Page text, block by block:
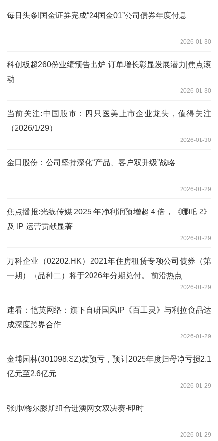
每日头条!国金证券完成“24国金01”公司债券年度付息
2026-01-30
科创板超260份业绩预告出炉 订单增长彰显发展潜力|焦点滚
动
2026-01-30
当前关注:中国股市：四只医美上市企业龙头，值得关注
（2026/1/29）
2026-01-30
金田股份：公司坚持深化“产品、客户双升级”战略
2026-01-29
焦点播报:光线传媒 2025 年净利润预增超 4 倍，《哪吒 2》
及 IP 运营贡献显著
2026-01-29
万科企业（02202.HK）2021年住房租赁专项公司债券（第
一期）（品种二）将于2026年分期兑付。 前沿热点
2026-01-29
速看：恺英网络：旗下自研国风IP《百工灵》与利拉食品达
成深度跨界合作
2026-01-29
金埔园林(301098.SZ)发预亏，预计2025年度归母净亏损2.1
亿元至2.6亿元
2026-01-29
张帅/梅尔滕斯组合进澳网女双决赛-即时
2026-01-29